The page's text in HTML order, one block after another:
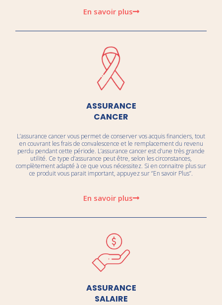
En savoir plus
ASSURANCE
CANCER
L’assurance cancer vous permet de conserver vos acquis financiers, tout
en couvrant les frais de convalescence et le remplacement du revenu
perdu pendant cette période. L’assurance cancer est d’une très grande
utilité. Ce type d’assurance peut être, selon les circonstances,
complètement adapté à ce que vous nécessitez. Si en connaitre plus sur
ce produit vous parait important, appuyez sur ‘’En savoir Plus’’.
En savoir plus
ASSURANCE
SALAIRE